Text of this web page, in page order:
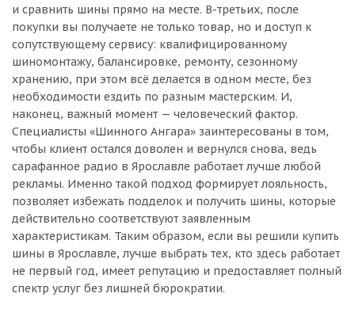
и сравнить шины прямо на месте. В-третьих, после
покупки вы получаете не только товар, но и доступ к
сопутствующему сервису: квалифицированному
шиномонтажу, балансировке, ремонту, сезонному
хранению, при этом всё делается в одном месте, без
необходимости ездить по разным мастерским. И,
наконец, важный момент — человеческий фактор.
Специалисты «Шинного Ангара» заинтересованы в том,
чтобы клиент остался доволен и вернулся снова, ведь
сарафанное радио в Ярославле работает лучше любой
рекламы. Именно такой подход формирует лояльность,
позволяет избежать подделок и получить шины, которые
действительно соответствуют заявленным
характеристикам. Таким образом, если вы решили купить
шины в Ярославле, лучше выбрать тех, кто здесь работает
не первый год, имеет репутацию и предоставляет полный
спектр услуг без лишней бюрократии.